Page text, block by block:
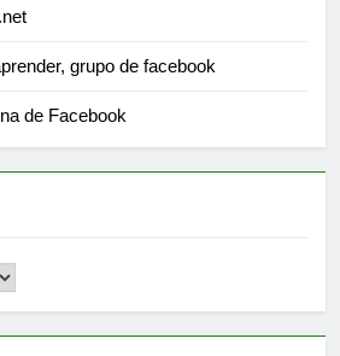
grupo de facebook
de Facebook